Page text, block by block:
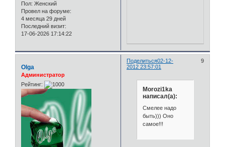
Пол: Женский
Провел на форуме:
4 месяца 29 дней
Последний визит:
17-06-2026 17:14:22
Поделиться 9
02-12-
2012 23:57:01
Olga
Администратор
Рейтинг:
Morozi1ka
написал(а):
Смелее надо
быть))) Оно
самое!!!